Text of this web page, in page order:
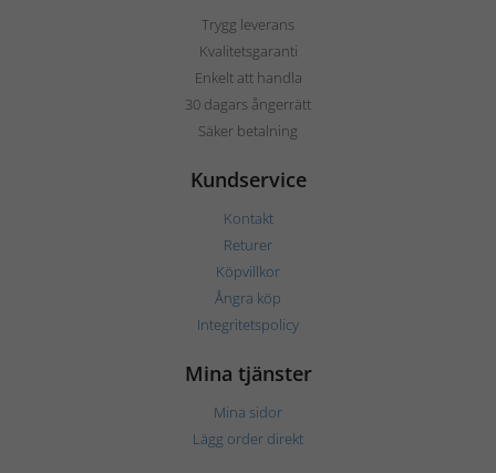
Trygg leverans
Kvalitetsgaranti
Enkelt att handla
30 dagars ångerrätt
Säker betalning
Kundservice
Kontakt
Returer
Köpvillkor
Ångra köp
Integritetspolicy
Mina tjänster
Mina sidor
Lägg order direkt